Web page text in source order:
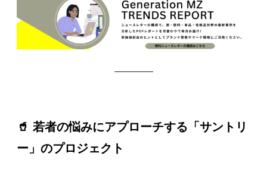
—————
🥤 若者の悩みにアプローチする「サントリ
ー」のプロジェクト